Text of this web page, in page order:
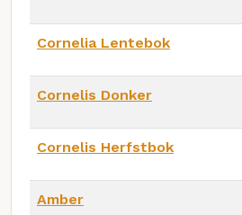
Cornelia Lentebok
Cornelis Donker
Cornelis Herfstbok
Amber